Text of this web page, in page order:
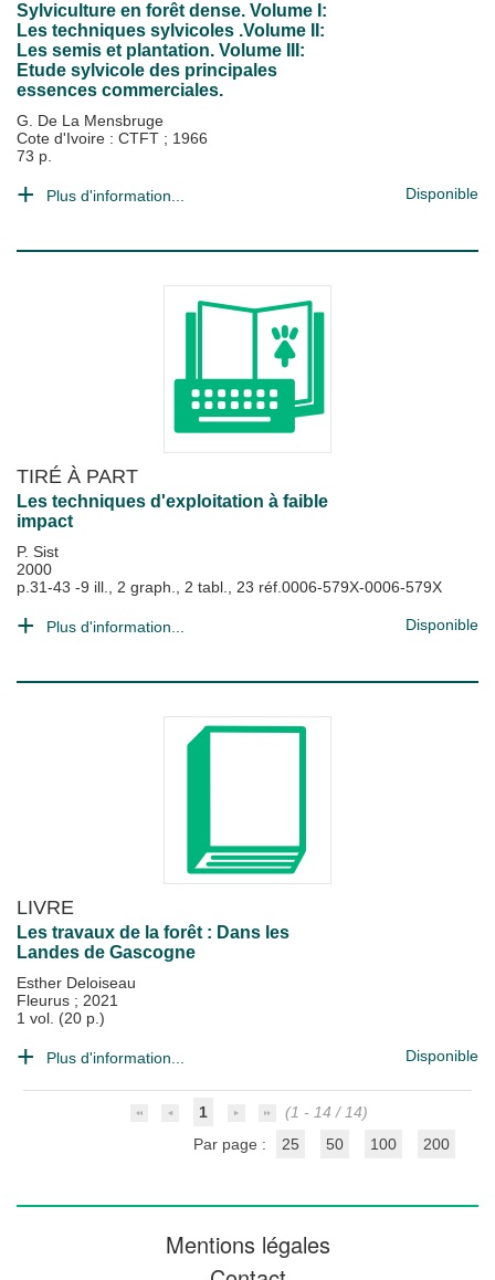
Sylviculture en forêt dense. Volume I:
Les techniques sylvicoles .Volume II:
Les semis et plantation. Volume III:
Etude sylvicole des principales
essences commerciales.
G. De La Mensbruge
Cote d'Ivoire : CTFT ; 1966
73 p.
Plus d'information... Disponible
TIRÉ À PART
Les techniques d'exploitation à faible
impact
P. Sist
2000
p.31-43 -9 ill., 2 graph., 2 tabl., 23 réf.0006-579X-0006-579X
Plus d'information... Disponible
LIVRE
Les travaux de la forêt : Dans les
Landes de Gascogne
Esther Deloiseau
Fleurus ; 2021
1 vol. (20 p.)
Plus d'information... Disponible
1
(1 - 14 / 14)
Par page :
25 50 100 200
Mentions légales